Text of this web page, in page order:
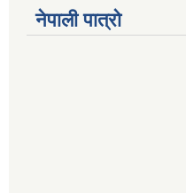
नेपाली पात्रो